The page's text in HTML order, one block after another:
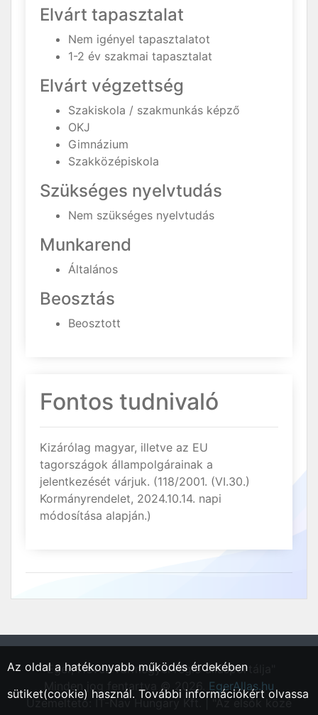
Elvárt tapasztalat
Nem igényel tapasztalatot
1-2 év szakmai tapasztalat
Elvárt végzettség
Szakiskola / szakmunkás képző
OKJ
Gimnázium
Szakközépiskola
Szükséges nyelvtudás
Nem szükséges nyelvtudás
Munkarend
Általános
Beosztás
Beosztott
Fontos tudnivaló
Kizárólag magyar, illetve az EU
tagországok állampolgárainak a
jelentkezését várjuk. (118/2001. (VI.30.)
Kormányrendelet, 2024.10.14. napi
módosítása alapján.)
"Eger, Heves vármegyei régió állásportálja"
Minden jog fentartva © 2026. EgerAllas.hu
Üzemeltető: IT-Nav Hungary Kft. | "Az elsők közé
Az oldal a hatékonyabb működés érdekében
sütiket(cookie) használ. További információkért olvassa